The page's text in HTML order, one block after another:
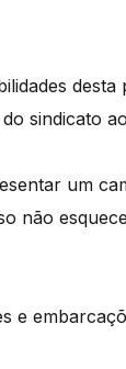
sindicato
um
não
e